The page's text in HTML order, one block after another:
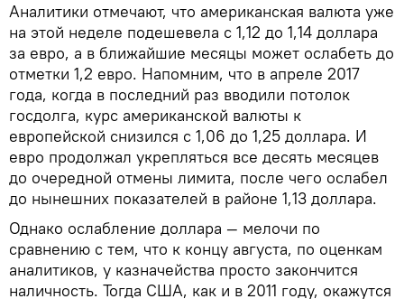
Аналитики отмечают, что американская валюта уже
на этой неделе подешевела с 1,12 до 1,14 доллара
за евро, а в ближайшие месяцы может ослабеть до
отметки 1,2 евро. Напомним, что в апреле 2017
года, когда в последний раз вводили потолок
госдолга, курс американской валюты к
европейской снизился с 1,06 до 1,25 доллара. И
евро продолжал укрепляться все десять месяцев
до очередной отмены лимита, после чего ослабел
до нынешних показателей в районе 1,13 доллара.
Однако ослабление доллара — мелочи по
сравнению с тем, что к концу августа, по оценкам
аналитиков, у казначейства просто закончится
наличность. Тогда США, как и в 2011 году, окажутся